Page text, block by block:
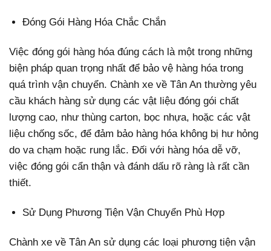
Đóng Gói Hàng Hóa Chắc Chắn
Việc đóng gói hàng hóa đúng cách là một trong những
biện pháp quan trọng nhất để bảo vệ hàng hóa trong
quá trình vận chuyển. Chành xe về Tân An thường yêu
cầu khách hàng sử dụng các vật liệu đóng gói chất
lượng cao, như thùng carton, bọc nhựa, hoặc các vật
liệu chống sốc, để đảm bảo hàng hóa không bị hư hỏng
do va chạm hoặc rung lắc. Đối với hàng hóa dễ vỡ,
việc đóng gói cẩn thận và đánh dấu rõ ràng là rất cần
thiết.
Sử Dụng Phương Tiện Vận Chuyển Phù Hợp
Chành xe về Tân An sử dụng các loại phương tiện vận